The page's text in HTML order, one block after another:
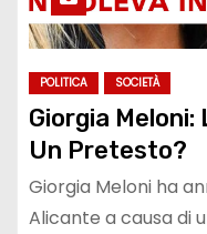
POLITICA SOCIETÀ
Giorgia Meloni:
Un Pretesto?
Giorgia Meloni ha
Alicante a causa di